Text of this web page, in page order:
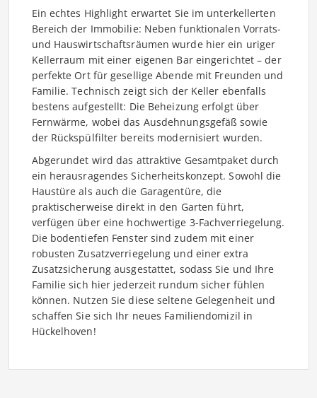
Ein echtes Highlight erwartet Sie im unterkellerten
Bereich der Immobilie: Neben funktionalen Vorrats-
und Hauswirtschaftsräumen wurde hier ein uriger
Kellerraum mit einer eigenen Bar eingerichtet – der
perfekte Ort für gesellige Abende mit Freunden und
Familie. Technisch zeigt sich der Keller ebenfalls
bestens aufgestellt: Die Beheizung erfolgt über
Fernwärme, wobei das Ausdehnungsgefäß sowie
der Rückspülfilter bereits modernisiert wurden.
Abgerundet wird das attraktive Gesamtpaket durch
ein herausragendes Sicherheitskonzept. Sowohl die
Haustüre als auch die Garagentüre, die
praktischerweise direkt in den Garten führt,
verfügen über eine hochwertige 3-Fachverriegelung.
Die bodentiefen Fenster sind zudem mit einer
robusten Zusatzverriegelung und einer extra
Zusatzsicherung ausgestattet, sodass Sie und Ihre
Familie sich hier jederzeit rundum sicher fühlen
können. Nutzen Sie diese seltene Gelegenheit und
schaffen Sie sich Ihr neues Familiendomizil in
Hückelhoven!